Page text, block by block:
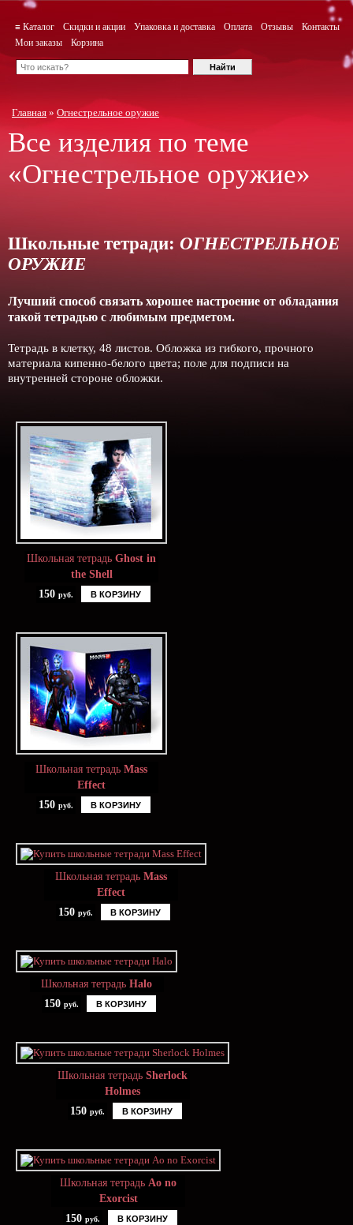
≡ Каталог Скидки и акции Упаковка и доставка Оплата Отзывы
Контакты
Мои заказы
Корзина
Главная » Огнестрельное оружие
Все изделия по теме
«Огнестрельное оружие»
Школьные тетради: ОГНЕСТРЕЛЬНОЕ
ОРУЖИЕ
Лучший способ связать хорошее настроение от обладания
такой тетрадью c любимым предметом.
Тетрадь в клетку, 48 листов. Обложка из гибкого, прочного
материала кипенно-белого цвета; поле для подписи на
внутренней стороне обложки.
Школьная тетрадь Ghost in
the Shell
150 руб. В КОРЗИНУ
Школьная тетрадь Mass
Effect
150 руб. В КОРЗИНУ
Школьная тетрадь Mass
Effect
150 руб. В КОРЗИНУ
Школьная тетрадь Halo
150 руб. В КОРЗИНУ
Школьная тетрадь Sherlock
Holmes
150 руб. В КОРЗИНУ
Школьная тетрадь Ao no
Exorcist
150 руб. В КОРЗИНУ